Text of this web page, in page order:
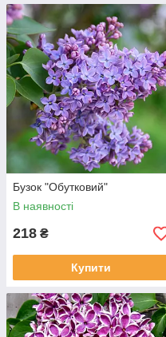
Бузок "Обутковий"
В наявності
218 ₴
Купити